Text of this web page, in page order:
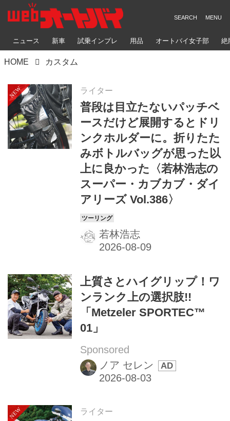
ニュース 新車 試乗インプレ 用品 オートバイ女子部 絶
HOME カスタム
ライター
普段は目立たないパッチベ
ースだけど展開するとドリ
ンクホルダーに。折りたた
みボトルバッグが思った以
上に良かった〈若林浩志の
スーパー・カブカブ・ダイ
アリーズ Vol.386〉
若林浩志
上質さとハイグリップ！ワ
ンランク上の選択肢!!
「Metzeler SPORTEC™
01」
Sponsored
ノア セレン
ライター